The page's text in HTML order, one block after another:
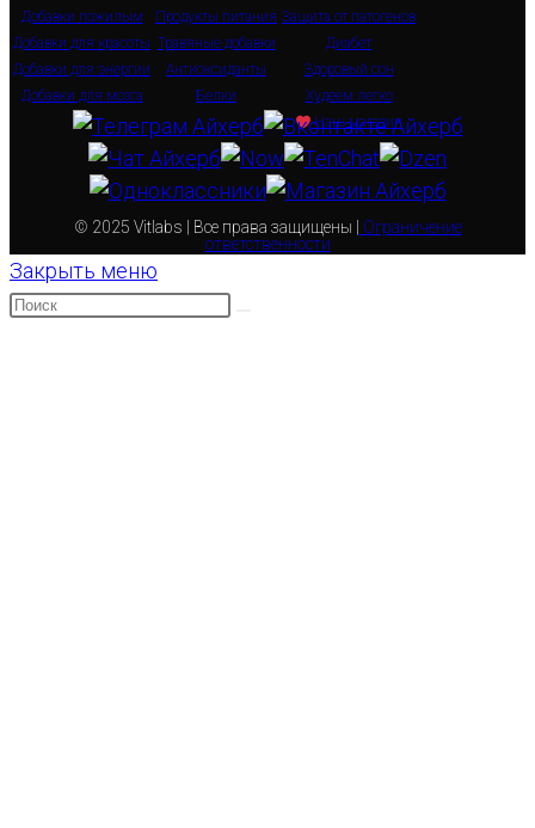
Добавки пожилым
Добавки для красоты
Добавки для энергии
Добавки для мозга
Продукты питания
Травяные добавки
Антиоксиданты
Белки
Защита от патогенов
Диабет
Здоровый сон
Худеем легко
Наш магазин
© 2025 Vitlabs | Все права защищены |
Ограничение
ответственности
Закрыть меню